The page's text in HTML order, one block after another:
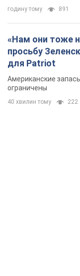
годину тому 891
«Нам они тоже
просьбу
для Patriot
Американские
ограничены
40 хвилин тому 222